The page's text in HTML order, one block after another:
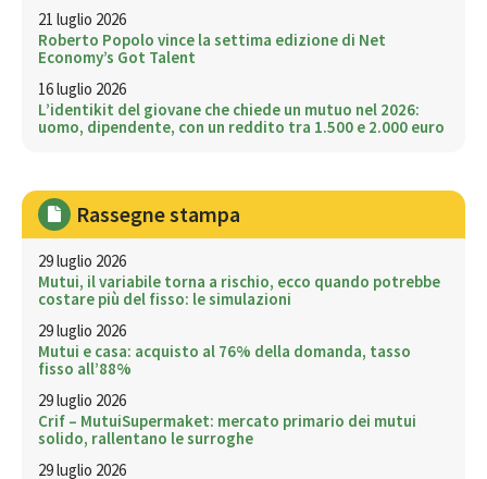
21 luglio 2026
Roberto Popolo vince la settima edizione di Net
Economy’s Got Talent
16 luglio 2026
L’identikit del giovane che chiede un mutuo nel 2026:
uomo, dipendente, con un reddito tra 1.500 e 2.000 euro
Rassegne stampa
29 luglio 2026
Mutui, il variabile torna a rischio, ecco quando potrebbe
costare più del fisso: le simulazioni
29 luglio 2026
Mutui e casa: acquisto al 76% della domanda, tasso
fisso all’88%
29 luglio 2026
Crif – MutuiSupermaket: mercato primario dei mutui
solido, rallentano le surroghe
29 luglio 2026